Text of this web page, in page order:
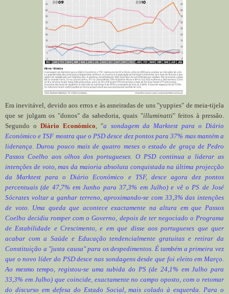
Era inevitável, devido aos erros e às asneiradas de uns "yuppies" de meia-tijela
que se julgam os "donos" da sabedoria, quais "illuminatti" feitos à pressão.
Segundo oDiário Económico, "a sondagem da Marktest para o Diário
Económico e TSF mostra que o PSD desce dez pontos para 37% mas mantém a
liderança. Durou pouco mais de quatro meses o estado de graça de Pedro
Passos Coelho aos olhos dos portugueses. O PSD continua a liderar as
intenções de voto, mas da maioria absoluta conquistada na última projecção
da Marktest para o Diário Económico e TSF, desce agora dez pontos
percentuais (de 47,7% em Junho para 37,3% em Julho) e vê o PS de José
Sócrates voltar a ganhar terreno, aproximando-se com 33,3% das intenções
de voto. Uma queda que acontece exactamente na altura em que Passos
Coelho decidiu romper com o Governo, depois de ter negociado o Programa
de Estabilidade e Crescimento, e em que disse aos portugueses que quer
acabar com a Saúde e Educação tendencialmente gratuitas e retirar da
Constituição a "justa causa" para os despedimentos. É também a primeira vez
que o novo líder do PSD desce nas sondagens desde que foi eleito em Março.
Ao mesmo tempo, registou-se uma subida do PS (de 24,1% em Julho para
33,3% em Julho) que coincide, exactamente no campo oposto, com o retomar
do discurso em defesa do Estado Social, mais colado à esquerda. Para o